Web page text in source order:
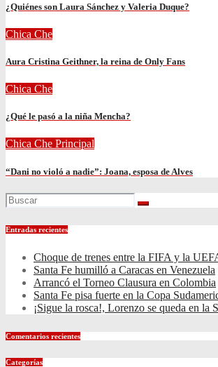
¿Quiénes son Laura Sánchez y Valeria Duque?
Chica Che
Aura Cristina Geithner, la reina de Only Fans
Chica Che
¿Qué le pasó a la niña Mencha?
Chica Che Principal
“Dani no violó a nadie”: Joana, esposa de Alves
Entradas recientes
Choque de trenes entre la FIFA y la
Santa Fe humilló a Caracas en Venezuela
Arrancó el Torneo Clausura en Colombia
Santa Fe pisa fuerte en la Copa
¡Sigue la rosca!, Lorenzo se queda en la
Comentarios recientes
Categorías